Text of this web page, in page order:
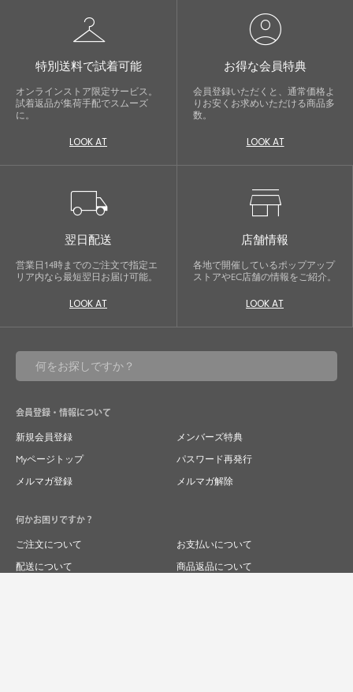
checkroom
特別送料で試着可能
オンラインストア限定サービス。
試着返品が集荷手配でスムーズ
に。
LOOK AT
account_circle
お得な会員特典
会員登録いただくと、通常価格よ
りお安くお求めいただける商品多
数。
LOOK AT
local_shipping
翌日配送
営業日14時までのご注文で指定エ
リア内なら最短翌日お届け可能。
LOOK AT
store
店舗情報
各地で開催しているポップアップ
ストアやEC店舗の情報をご紹介。
LOOK AT
会員登録・情報について
新規会員登録
メンバーズ特典
Myページトップ
パスワード再発行
メルマガ登録
メルマガ解除
何かお困りですか？
ご注文について
お支払いについて
配送について
商品返品について